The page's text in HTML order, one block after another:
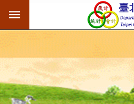
跳到主要內容區塊